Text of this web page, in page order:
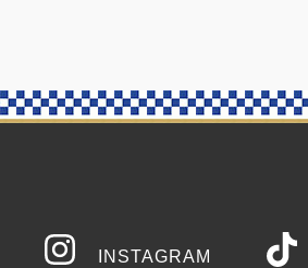
INSTAGRAM